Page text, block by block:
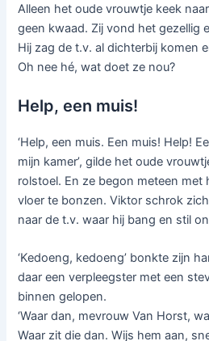
Alleen het oude vrouwtje keek
geen kwaad. Zij vond het gezellig
Hij zag de t.v. al dichterbij komen
Oh nee hé, wat doet ze nou?
Help, een muis!
‘Help, een muis. Een muis! Help!
mijn kamer’, gilde het oude
rolstoel. En ze begon meteen met
vloer te bonzen. Viktor schrok
naar de t.v. waar hij bang en stil
‘Kedoeng, kedoeng’ bonkte zijn
daar een verpleegster met een
binnen gelopen.
‘Waar dan, mevrouw Van Horst,
Waar zit die dan. Wijs hem aan,